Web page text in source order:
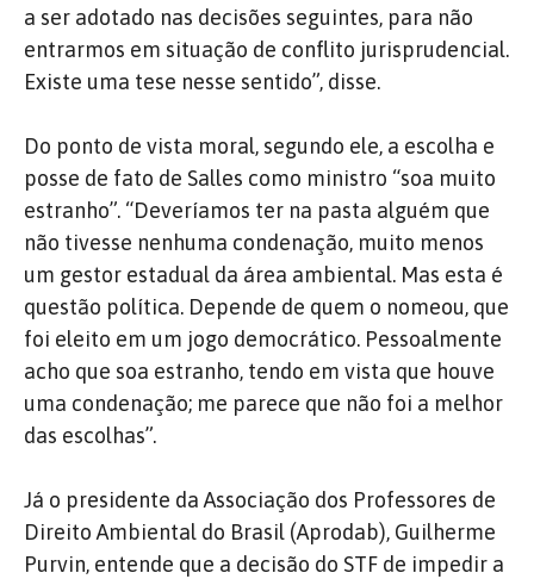
a ser adotado nas decisões seguintes, para não
entrarmos em situação de conflito jurisprudencial.
Existe uma tese nesse sentido”, disse.
Do ponto de vista moral, segundo ele, a escolha e
posse de fato de Salles como ministro “soa muito
estranho”. “Deveríamos ter na pasta alguém que
não tivesse nenhuma condenação, muito menos
um gestor estadual da área ambiental. Mas esta é
questão política. Depende de quem o nomeou, que
foi eleito em um jogo democrático. Pessoalmente
acho que soa estranho, tendo em vista que houve
uma condenação; me parece que não foi a melhor
das escolhas”.
Já o presidente da Associação dos Professores de
Direito Ambiental do Brasil (Aprodab), Guilherme
Purvin, entende que a decisão do STF de impedir a